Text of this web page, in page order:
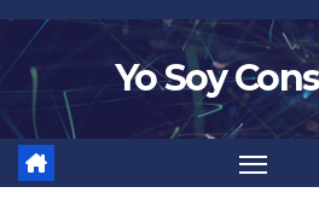
Saltar
contenido
Yo Soy